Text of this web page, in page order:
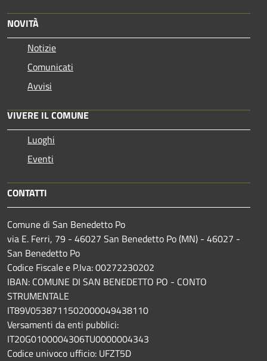
NOVITÀ
Notizie
Comunicati
Avvisi
VIVERE IL COMUNE
Luoghi
Eventi
CONTATTI
Comune di San Benedetto Po
via E. Ferri, 79 - 46027 San Benedetto Po (MN) - 46027 -
San Benedetto Po
Codice Fiscale e P.Iva: 00272230202
IBAN: COMUNE DI SAN BENEDETTO PO - CONTO
STRUMENTALE
IT89V0538711502000049438110
Versamenti da enti pubblici:
IT20G0100004306TU0000004343
Codice univoco ufficio: UFZT5D